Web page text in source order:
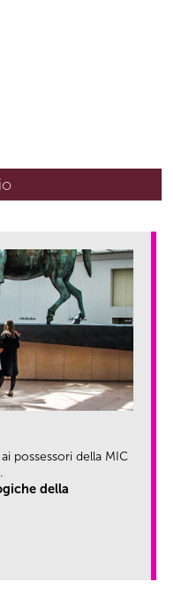
possessori della MIC
della